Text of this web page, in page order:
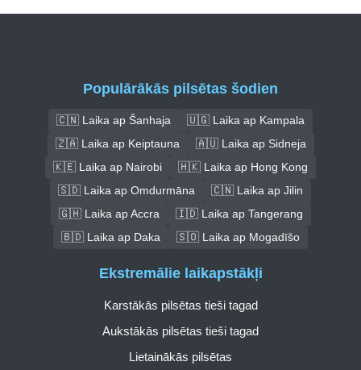
Populārākās pilsētas šodien
🇨🇳 Laika ap Šanhaja
🇺🇬 Laika ap Kampala
🇿🇦 Laika ap Keiptauna
🇦🇺 Laika ap Sidneja
🇰🇪 Laika ap Nairobi
🇭🇰 Laika ap Hong Kong
🇸🇩 Laika ap Omdurmāna
🇨🇳 Laika ap Jilin
🇬🇭 Laika ap Accra
🇮🇩 Laika ap Tangerang
🇧🇩 Laika ap Daka
🇸🇴 Laika ap Mogadīšo
Ekstremālie laikapstākļi
Karstākās pilsētas tieši tagad
Aukstākās pilsētas tieši tagad
Lietainākās pilsētas